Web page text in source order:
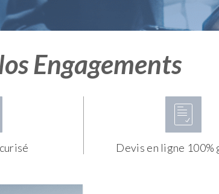
Engagements
Devis en ligne